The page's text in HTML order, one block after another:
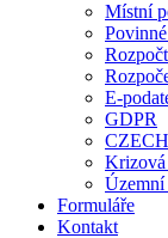
Místní
E-
GDPR
Krizová
Územní
Formuláře
Kontakt